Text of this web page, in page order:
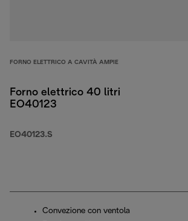
FORNO ELETTRICO A CAVITÀ AMPIE
Forno elettrico 40 litri
EO40123
EO40123.S
Convezione con ventola